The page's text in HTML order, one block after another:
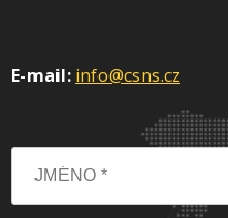
E-mail: info@csns.cz